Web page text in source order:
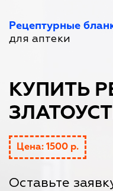
Рецептурные
для аптеки
КУПИТЬ
Цена: 1500 р.
Оставьте